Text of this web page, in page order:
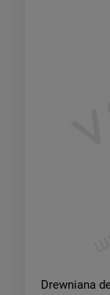
Drewniana